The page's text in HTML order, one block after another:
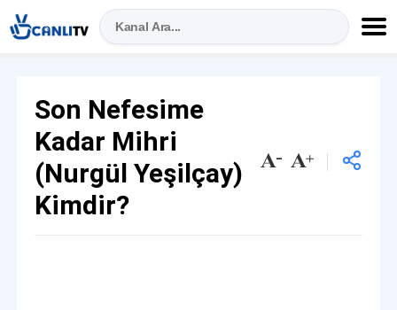
Son Nefesime
Kadar Mihri
(Nurgül Yeşilçay)
Kimdir?